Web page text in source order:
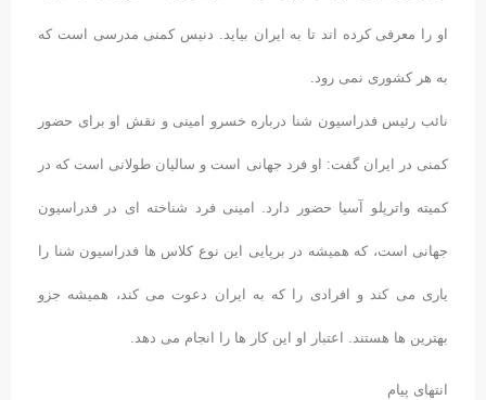
او را معرفی کرده اند تا به ایران بیاید. دنیس کمنی مدرسی است که
به هر کشوری نمی رود.
نائب رئیس فدراسیون شنا درباره خسرو امینی و نقش او برای حضور
کمنی در ایران گفت: او فرد جهانی است و سالیان طولانی است که در
کمیته واترپلو آسیا حضور دارد. امینی فرد شناخته ای در فدراسیون
جهانی است، که همیشه در برپایی این نوع کلاس ها فدراسیون شنا را
یاری می کند و افرادی را که به ایران دعوت می کند، همیشه جزو
بهترین ها هستند. اعتبار او این کار ها را انجام می دهد.
انتهای پیام